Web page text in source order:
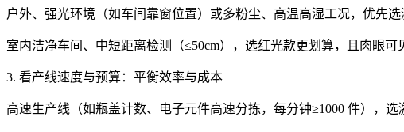
户外、强光环境（如车间靠窗位置）或多粉尘、高温高湿工况，优先
室内洁净车间、中短距离检测（≤50cm），选红光款更划算，且肉眼可
3. 看产线速度与预算：平衡效率与成本
高速生产线（如瓶盖计数、电子元件高速分拣，每分钟≥1000 件），